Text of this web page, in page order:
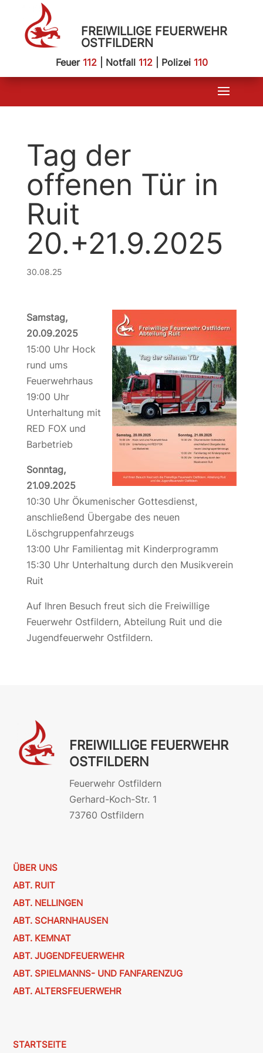
FREIWILLIGE FEUERWEHR
OSTFILDERN
Feuer 112| Notfall 112| Polizei 110
Tag der
offenen Tür in
Ruit
20.+21.9.2025
30.08.25
Samstag,
20.09.2025
15:00 Uhr Hock
rund ums
Feuerwehrhaus
19:00 Uhr
Unterhaltung mit
RED FOX und
Barbetrieb
Sonntag,
21.09.2025
10:30 Uhr Ökumenischer Gottesdienst,
anschließend Übergabe des neuen
Löschgruppenfahrzeugs
13:00 Uhr Familientag mit Kinderprogramm
15:30 Uhr Unterhaltung durch den Musikverein
Ruit
Auf Ihren Besuch freut sich die Freiwillige
Feuerwehr Ostfildern, Abteilung Ruit und die
Jugendfeuerwehr Ostfildern.
FREIWILLIGE FEUERWEHR
OSTFILDERN
Feuerwehr Ostfildern
Gerhard-Koch-Str. 1
73760 Ostfildern
ÜBER UNS
ABT. RUIT
ABT. NELLINGEN
ABT. SCHARNHAUSEN
ABT. KEMNAT
ABT. JUGENDFEUERWEHR
ABT. SPIELMANNS- UND FANFARENZUG
ABT. ALTERSFEUERWEHR
STARTSEITE